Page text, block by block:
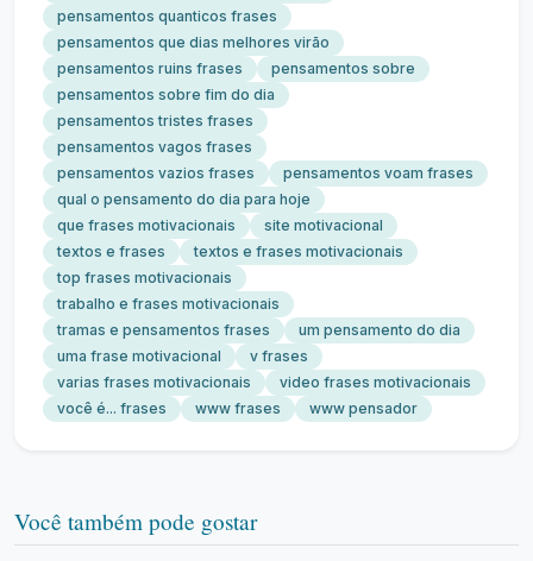
pensamentos quanticos frases
pensamentos que dias melhores virão
pensamentos ruins frases
pensamentos sobre
pensamentos sobre fim do dia
pensamentos tristes frases
pensamentos vagos frases
pensamentos vazios frases
pensamentos voam frases
qual o pensamento do dia para hoje
que frases motivacionais
site motivacional
textos e frases
textos e frases motivacionais
top frases motivacionais
trabalho e frases motivacionais
tramas e pensamentos frases
um pensamento do dia
uma frase motivacional
v frases
varias frases motivacionais
video frases motivacionais
você é... frases
www frases www pensador
Você também pode gostar